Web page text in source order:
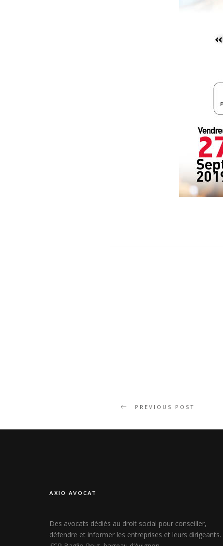
PREVIOUS POST
AXIO AVOCAT
Des avocats dédiés au droit social pour conseiller,
défendre et informer les entreprises et leurs dirigeants.